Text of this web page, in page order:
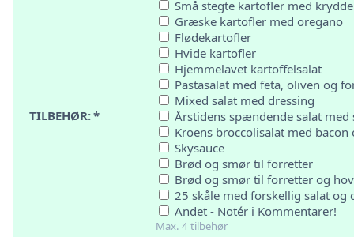
TILBEHØR:*
Små stegte kartofler med
Græske kartofler med oregano
Flødekartofler
Hvide kartofler
Hjemmelavet kartoffelsalat
Pastasalat med feta, oliven og
Mixed salat med dressing
Årstidens spændende salat med
Kroens broccolisalat med bacon
Skysauce
Brød og smør til forretter
Brød og smør til forretter og
25 skåle med forskellig salat og
Andet - Notér i Kommentarer!
Max. 4 tilbehør